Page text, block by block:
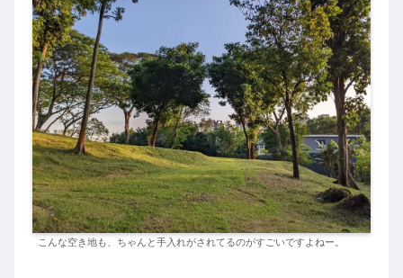
こんな空き地も、ちゃんと手入れがされてるのがすごいですよねー。